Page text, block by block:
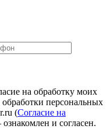
на обработку моих
персональных
(Согласие на
и согласен.